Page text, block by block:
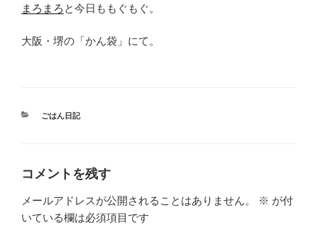
まろまろ と今日ももぐもぐ。
大阪・堺の「かん袋」にて。
カ
ごはん日記
コメントを残す
メールアドレスが公開されることはありません。 ※ が付
いている欄は必須項目です